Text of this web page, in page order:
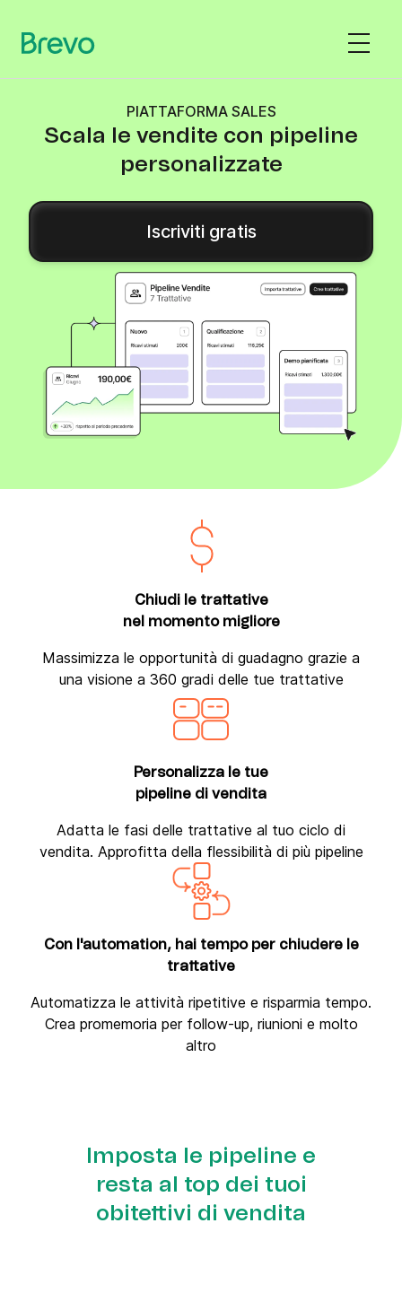
PIATTAFORMA SALES
Scala le vendite con pipeline
personalizzate
Iscriviti gratis
Chiudi le trattative
nel momento migliore
Massimizza le opportunità di guadagno grazie a
una visione a 360 gradi delle tue trattative
Personalizza le tue
pipeline di vendita
Adatta le fasi delle trattative al tuo ciclo di
vendita. Approfitta della flessibilità di più pipeline
Con l'automation, hai tempo per chiudere le
trattative
Automatizza le attività ripetitive e risparmia tempo.
Crea promemoria per follow-up, riunioni e molto
altro
Imposta le pipeline e
resta al top dei tuoi
obitettivi di vendita